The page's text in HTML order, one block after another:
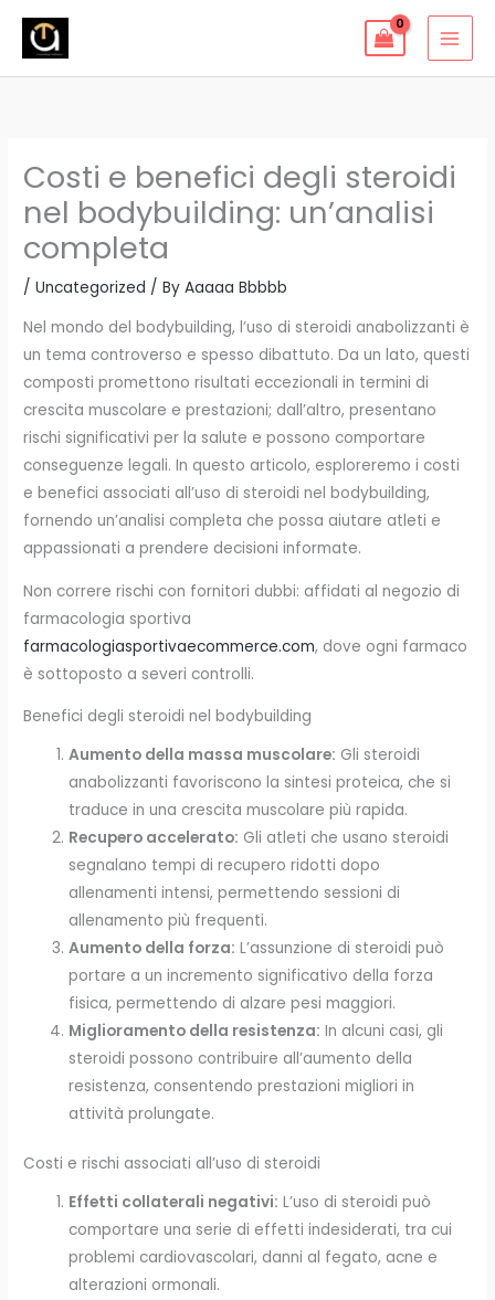
Skip
Costi e benefici degli steroidi
nel bodybuilding: un’analisi
completa
/Uncategorized / ByAaaaa Bbbbb
Nel mondo del bodybuilding, l’uso di steroidi anabolizzanti è
un tema controverso e spesso dibattuto. Da un lato, questi
composti promettono risultati eccezionali in termini di
crescita muscolare e prestazioni; dall’altro, presentano
rischi significativi per la salute e possono comportare
conseguenze legali. In questo articolo, esploreremo i costi
e benefici associati all’uso di steroidi nel bodybuilding,
fornendo un’analisi completa che possa aiutare atleti e
appassionati a prendere decisioni informate.
Non correre rischi con fornitori dubbi: affidati al negozio di
farmacologia sportiva
farmacologiasportivaecommerce.com, dove ogni farmaco
è sottoposto a severi controlli.
Benefici degli steroidi nel bodybuilding
Aumento della massa muscolare: Gli steroidi
anabolizzanti favoriscono la sintesi proteica, che si
traduce in una crescita muscolare più rapida.
Recupero accelerato: Gli atleti che usano steroidi
segnalano tempi di recupero ridotti dopo
allenamenti intensi, permettendo sessioni di
allenamento più frequenti.
Aumento della forza: L’assunzione di steroidi può
portare a un incremento significativo della forza
fisica, permettendo di alzare pesi maggiori.
Miglioramento della resistenza: In alcuni casi, gli
steroidi possono contribuire all’aumento della
resistenza, consentendo prestazioni migliori in
attività prolungate.
Costi e rischi associati all’uso di steroidi
Effetti collaterali negativi: L’uso di steroidi può
comportare una serie di effetti indesiderati, tra cui
problemi cardiovascolari, danni al fegato, acne e
alterazioni ormonali.